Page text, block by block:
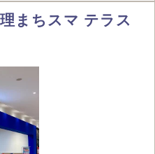
まちスマ テラス